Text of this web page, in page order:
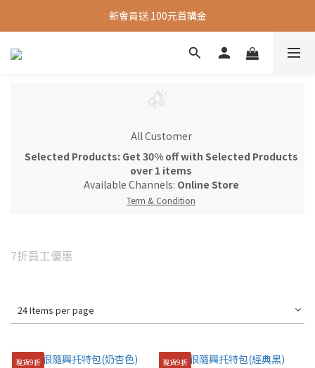
新會員送 100元首購金
新會員送 100元首購金
夏日旅行推薦包款9折，滿額再送很隨興托特包
All Customer
Selected Products: Get 30% off with Selected Products
over 1 items
Available Channels: Online Store
Term & Condition
7折員工優惠
24 Items per page
現貨9折 現貨9折